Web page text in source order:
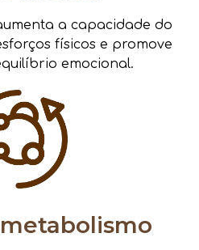
a capacidade do
físicos e promove
emocional.